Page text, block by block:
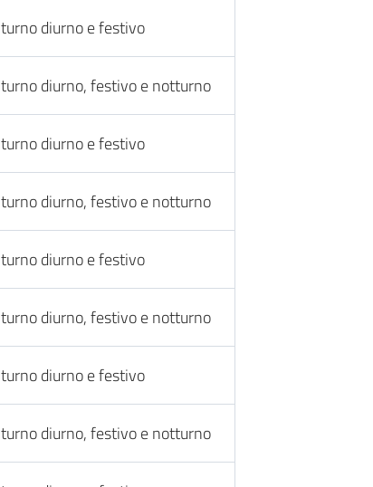
turno diurno e festivo
turno diurno, festivo e notturno
turno diurno e festivo
turno diurno, festivo e notturno
turno diurno e festivo
turno diurno, festivo e notturno
turno diurno e festivo
turno diurno, festivo e notturno